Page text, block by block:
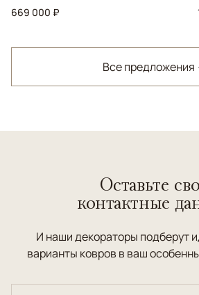
669 000 ₽
Все
Оставьте
контактные
И наши декораторы подберут
варианты ковров в ваш